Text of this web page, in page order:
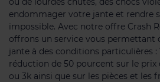
endommager votre jante et rendre
impossible. Avec notre offre Crash
offrons un service vous permettant
jante à des conditions particulières :
réduction de 50 pourcent sur le prix
ou 3k ainsi que sur les pièces et les